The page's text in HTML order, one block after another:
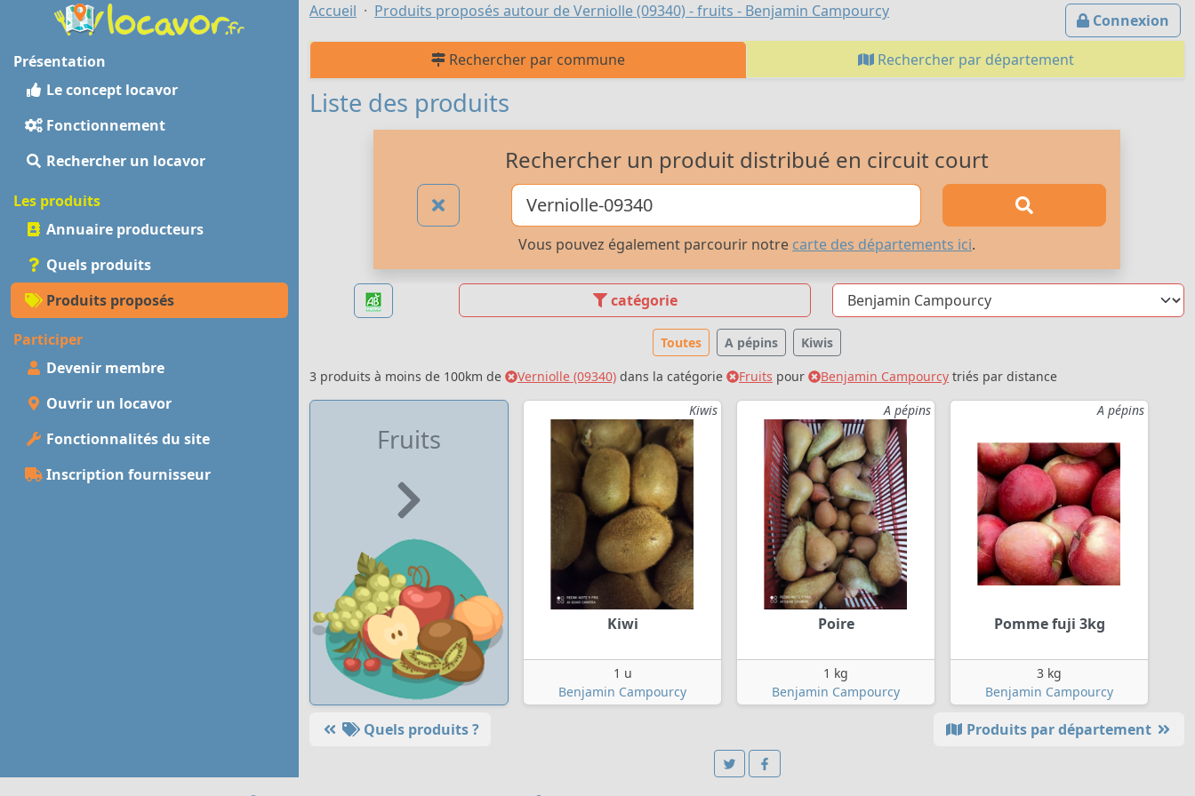
Présentation
Le concept locavor
Fonctionnement
Rechercher un locavor
Les produits
Annuaire producteurs
Quels produits
Produits proposés
Participer
Devenir membre
Ouvrir un locavor
Fonctionnalités du site
Inscription fournisseur
Connexion
Accueil Produits proposés autour de Verniolle (09340) - fruits - Benjamin Campourcy
Rechercher par commune Rechercher par département
Liste des produits
Rechercher un produit distribué en circuit court
Vous pouvez également parcourir notre carte des départements ici.
catégorie
Toutes A pépins
Kiwis
3 produits à moins de 100km de
Verniolle (09340) dans la catégorie Fruits pour Benjamin Campourcy triés par distance
Fruits
Kiwis
Kiwi
1 u
Benjamin Campourcy
A pépins
Poire
1 kg
Benjamin Campourcy
A pépins
Pomme fuji 3kg
3 kg
Benjamin Campourcy
Produits par département
Quels produits ?